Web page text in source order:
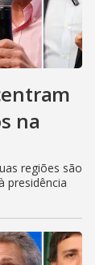
na
regiões são
presidência